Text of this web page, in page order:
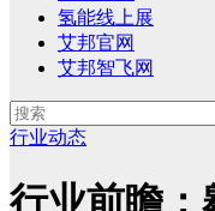
氢能线上展
艾邦官网
艾邦智飞网
行业动态
行业前瞻：